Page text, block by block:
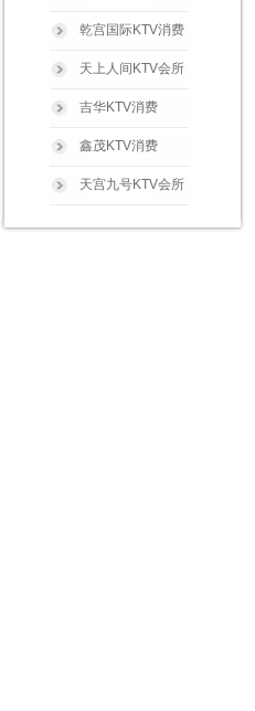
乾宫国际KTV消费
天上人间KTV会所
吉华KTV消费
鑫茂KTV消费
天宫九号KTV会所